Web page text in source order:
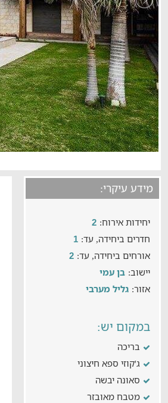
מידע עיקרי:
יחידות אירוח: 2
חדרים ביחידה, עד: 1
אורחים ביחידה, עד: 2
יישוב: בן עמי
אזור: גליל מערבי
במקום יש:
בריכה
ג'קוזי ספא חיצוני
סאונה יבשה
מטבח מאובזר